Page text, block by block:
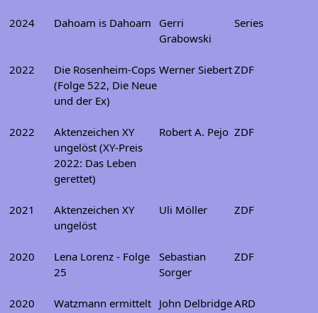
2024 Dahoam is Dahoam
Gerri
Grabowski
Series
2022
Die Rosenheim-Cops
(Folge 522, Die Neue
und der Ex)
Werner SiebertZDF
2022
Aktenzeichen XY
ungelöst (XY-Preis
2022: Das Leben
gerettet)
Robert A. Pejo ZDF
2021
Aktenzeichen XY
ungelöst
Uli Möller ZDF
2020
Lena Lorenz - Folge
25
Sebastian
Sorger
ZDF
2020 Watzmann ermittelt John DelbridgeARD